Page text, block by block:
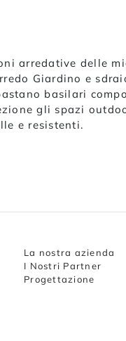
arredative delle
Giardino e
basilari
gli spazi
e resistenti.
La nostra azienda
I Nostri Partner
Progettazione